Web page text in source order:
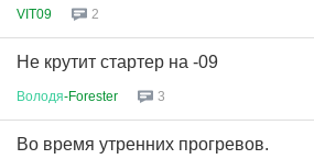
VIT09 2
Не крутит стартер на -09
Володя-Forester 3
Во время утренних прогревов.